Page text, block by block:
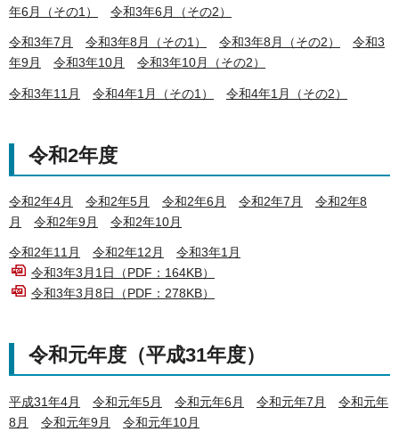
年6月（その1）
令和3年6月（その2）
令和3年7月 令和3年8月（その1） 令和3年8月（その2）
令和3
年9月
令和3年10月 令和3年10月（その2）
令和3年11月 令和4年1月（その1） 令和4年1月（その2）
令和2年度
令和2年4月 令和2年5月 令和2年6月 令和2年7月
令和2年8
月
令和2年9月 令和2年10月
令和2年11月 令和2年12月
令和3年1月
令和3年3月1日（PDF：164KB）
令和3年3月8日（PDF：278KB）
令和元年度（平成31年度）
平成31年4月 令和元年5月 令和元年6月 令和元年7月
令和元年
8月
令和元年9月 令和元年10月